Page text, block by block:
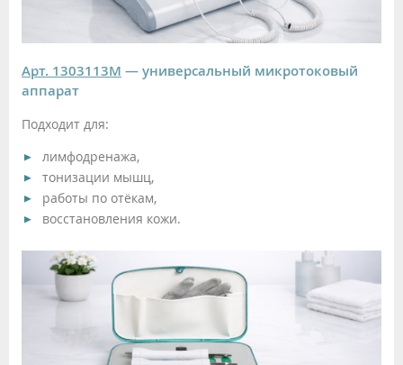
Арт. 1303113М — универсальный микротоковый
аппарат
Подходит для:
лимфодренажа,
тонизации мышц,
работы по отёкам,
восстановления кожи.